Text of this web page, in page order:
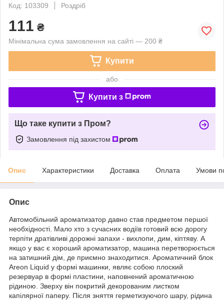
Код: 103309
Роздріб
111 ₴
Мінімальна сума замовлення на сайті — 200 ₴
Купити
або
Купити з
Що таке купити з Пром?
Замовлення під захистом
Опис Характеристики Доставка Оплата Умови
Опис
Автомобільний ароматизатор давно став предметом першої
необхідності. Мало хто з сучасних водіїв готовий всю дорогу
терпіти дратівливі дорожні запахи - вихлопи, дим, кіптяву. А
якщо у вас є хороший ароматизатор, машина перетворюється
на затишний дім, де приємно знаходитися. Ароматичний блок
Areon Liquid у формі машинки, являє собою плоский
резервуар в формі пластини, наповнений ароматичною
рідиною. Зверху він покритий декорованим листком
капілярної паперу. Після зняття герметизуючого шару, рідина